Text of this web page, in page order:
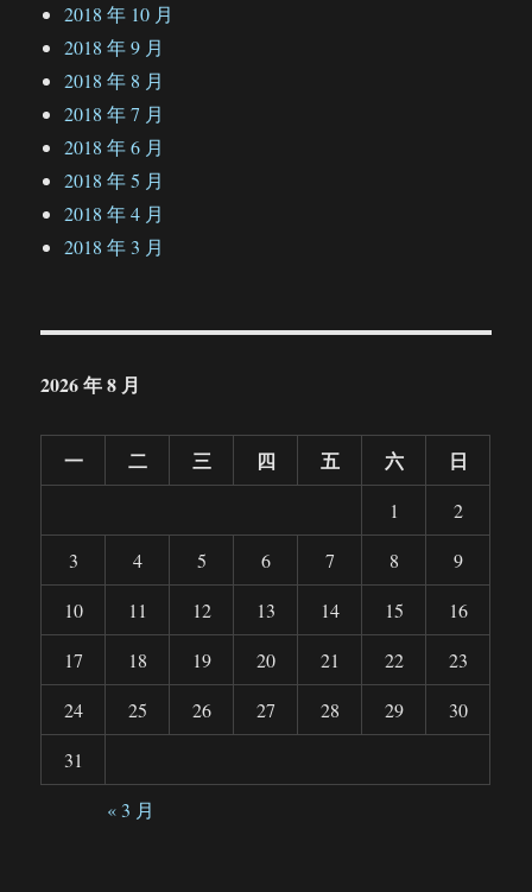
2018 年 10 月
2018 年 9 月
2018 年 8 月
2018 年 7 月
2018 年 6 月
2018 年 5 月
2018 年 4 月
2018 年 3 月
2026 年 8 月
一 二 三 四 五 六 日
1
2
3
4 5 6 7 8
9
10
11 12 13 14 15
16
17
18 19 20 21 22
23
24
25 26 27 28 29
30
31
« 3 月